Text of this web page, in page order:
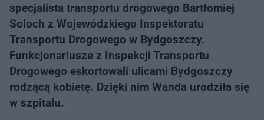
specjalista transportu drogowego Bartłomiej
Soloch z Wojewódzkiego Inspektoratu
Transportu Drogowego w Bydgoszczy.
Funkcjonariusze z Inspekcji Transportu
Drogowego eskortowali ulicami Bydgoszczy
rodzącą kobietę. Dzięki nim Wanda urodziła się
w szpitalu.